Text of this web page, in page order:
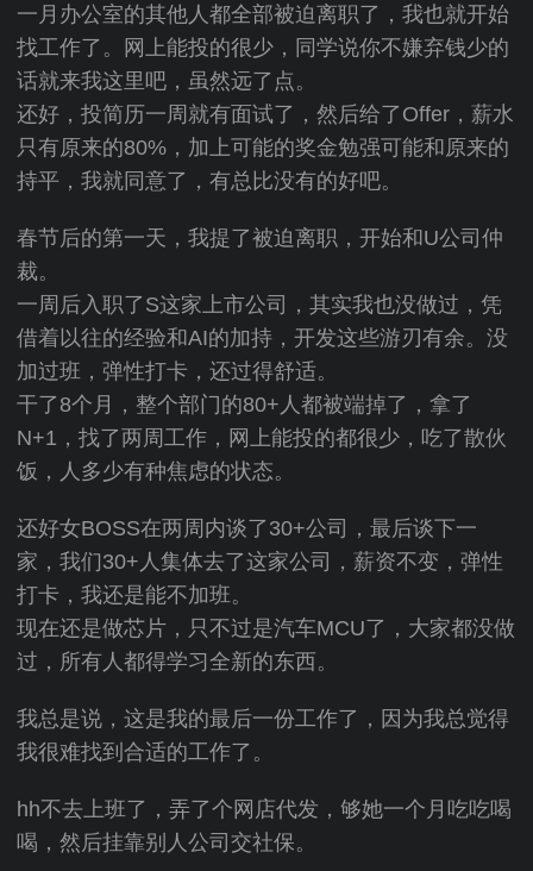
一月办公室的其他人都全部被迫离职了，我也就开始
找工作了。网上能投的很少，同学说你不嫌弃钱少的
话就来我这里吧，虽然远了点。
还好，投简历一周就有面试了，然后给了Offer，薪水
只有原来的80%，加上可能的奖金勉强可能和原来的
持平，我就同意了，有总比没有的好吧。
春节后的第一天，我提了被迫离职，开始和U公司仲
裁。
一周后入职了S这家上市公司，其实我也没做过，凭
借着以往的经验和AI的加持，开发这些游刃有余。没
加过班，弹性打卡，还过得舒适。
干了8个月，整个部门的80+人都被端掉了，拿了
N+1，找了两周工作，网上能投的都很少，吃了散伙
饭，人多少有种焦虑的状态。
还好女BOSS在两周内谈了30+公司，最后谈下一
家，我们30+人集体去了这家公司，薪资不变，弹性
打卡，我还是能不加班。
现在还是做芯片，只不过是汽车MCU了，大家都没做
过，所有人都得学习全新的东西。
我总是说，这是我的最后一份工作了，因为我总觉得
我很难找到合适的工作了。
hh不去上班了，弄了个网店代发，够她一个月吃吃喝
喝，然后挂靠别人公司交社保。